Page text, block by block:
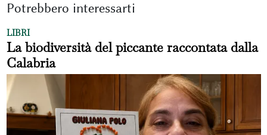
Potrebbero interessarti
LIBRI
La biodiversità del piccante raccontata dalla
Calabria